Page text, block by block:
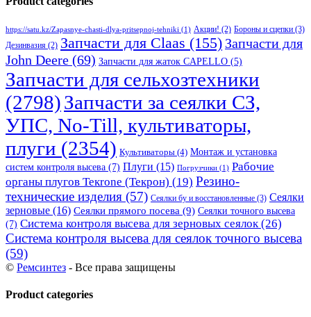
https://satu.kz/Zapasnye-chasti-dlya-pritsepnoj-tehniki (1) Акции! (2) Бороны и сцепки (3)
Дезинвазия (2) Запчасти для Claas (155) Запчасти для
John Deere (69) Запчасти для жаток CAPELLO (5)
Запчасти для сельхозтехники
(2798)Запчасти за сеялки СЗ,
УПС, No-Till, культиваторы,
плуги (2354) Культиваторы (4) Монтаж и установка
систем контроля высева (7) Плуги (15) Погрузчики (1) Рабочие
органы плугов Текrоne (Текрон) (19) Резино-
технические изделия (57) Сеялки бу и восстановленные (3) Сеялки
зерновые (16) Сеялки прямого посева (9) Сеялки точного высева
(7) Система контроля высева для зерновых сеялок(26)
Система контроля высева для сеялок точного высева
(59)
© Ремсинтез - Все права защищены
Product categories